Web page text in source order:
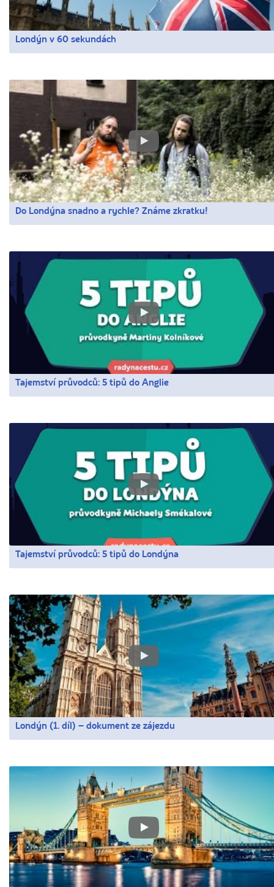
Londýn v 60 sekundách
Do Londýna snadno a rychle? Známe zkratku!
Tajemství průvodců: 5 tipů do Anglie
Tajemství průvodců: 5 tipů do Londýna
Londýn (1. díl) – dokument ze zájezdu